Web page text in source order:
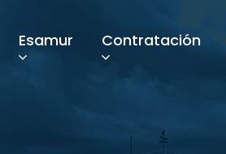
Esamur Contratación